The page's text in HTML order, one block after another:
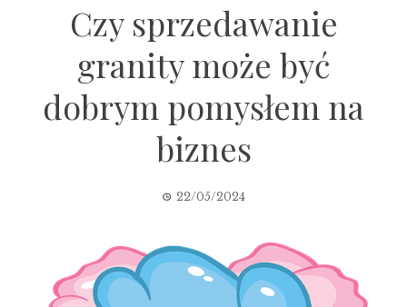
Czy sprzedawanie
granity może być
dobrym pomysłem na
biznes
22/05/2024